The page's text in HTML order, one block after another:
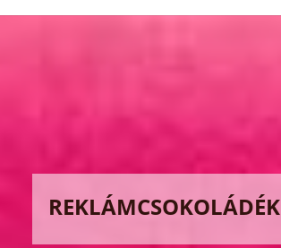
REKLÁMCSOKOLÁDÉK